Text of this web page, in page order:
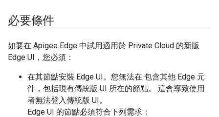
必要條件
如要在 Apigee Edge 中試用適用於 Private Cloud 的新版
Edge UI，您必須：
在其節點安裝 Edge UI。您無法在 包含其他 Edge 元
件，包括現有傳統版 UI 所在的節點。 這會導致使用
者無法登入傳統版 UI。
Edge UI 的節點必須符合下列需求：